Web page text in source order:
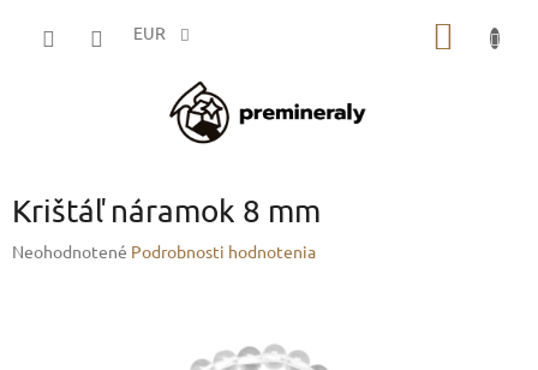
EUR
Krištáľ náramok 8 mm
Priemerné
Neohodnotené Podrobnosti hodnotenia